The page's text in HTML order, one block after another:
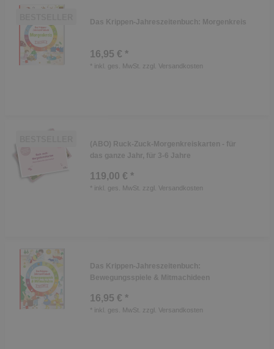
Das Krippen-Jahreszeitenbuch: Morgenkreis
16,95 € *
* inkl. ges. MwSt. zzgl. Versandkosten
(ABO) Ruck-Zuck-Morgenkreiskarten - für
das ganze Jahr, für 3-6 Jahre
119,00 € *
* inkl. ges. MwSt. zzgl. Versandkosten
Das Krippen-Jahreszeitenbuch:
Bewegungsspiele & Mitmachideen
16,95 € *
* inkl. ges. MwSt. zzgl. Versandkosten